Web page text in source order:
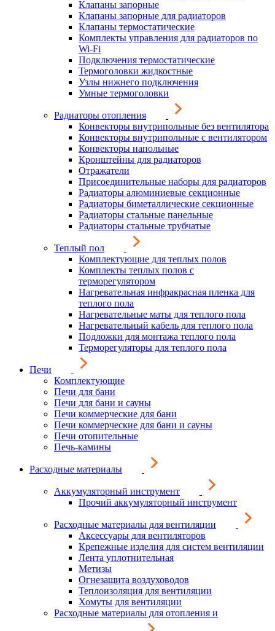
Клапаны запорные
Клапаны запорные для радиаторов
Клапаны термостатические
Комплекты управления для радиаторов по
Wi-Fi
Подключения термостатические
Термоголовки жидкостные
Узлы нижнего подключения
Умные термоголовки
Радиаторы отопления
Конвекторы внутрипольные без вентилятора
Конвекторы внутрипольные с вентилятором
Конвекторы напольные
Кронштейны для радиаторов
Отражатели
Присоединительные наборы для радиаторов
Радиаторы алюминиевые секционные
Радиаторы биметаллические секционные
Радиаторы стальные панельные
Радиаторы стальные трубчатые
Теплый пол
Комплектующие для теплых полов
Комплекты теплых полов с
терморегулятором
Нагревательная инфракрасная пленка для
теплого пола
Нагревательные маты для теплого пола
Нагревательный кабель для теплого пола
Подложки для монтажа теплого пола
Терморегуляторы для теплого пола
Печи
Комплектующие
Печи для бани
Печи для бани и сауны
Печи коммерческие для бани
Печи коммерческие для бани и сауны
Печи отопительные
Печь-камины
Расходные материалы
Аккумуляторный инструмент
Прочий аккумуляторный инструмент
Расходные материалы для вентиляции
Аксессуары для вентиляторов
Крепежные изделия для систем вентиляции
Лента уплотнительная
Метизы
Огнезащита воздуховодов
Теплоизоляция для вентиляции
Хомуты для вентиляции
Расходные материалы для отопления и